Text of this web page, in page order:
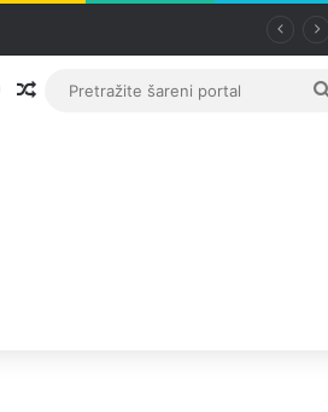
PrijavaRandom članak